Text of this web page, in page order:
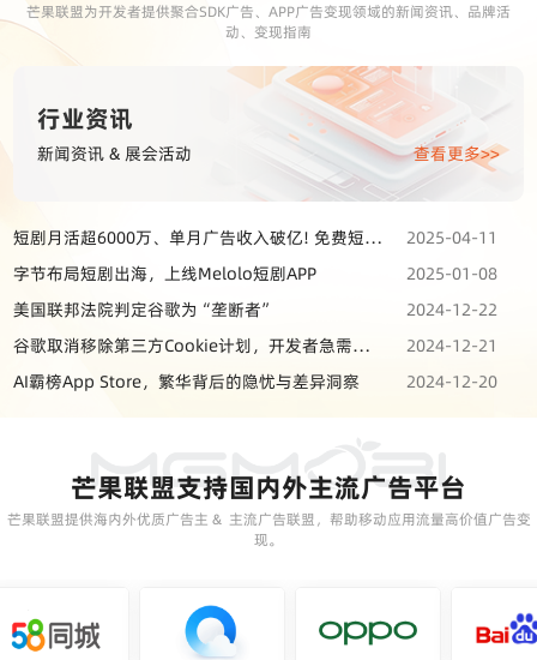
芒果联盟为开发者提供聚合SDK广告、APP广告变现领域的新闻资讯、品牌活
动、变现指南
行业资讯
新闻资讯 & 展会活动 查看更多>>
短剧月活超6000万、单月广告收入破亿! 免费短剧APP或成市场主流
2025-04-11
字节布局短剧出海，上线Melolo短剧APP
2025-01-08
美国联邦法院判定谷歌为“垄断者”
2024-12-22
谷歌取消移除第三方Cookie计划，开发者急需构建第一方数据
2024-12-21
AI霸榜App Store，繁华背后的隐忧与差异洞察
2024-12-20
芒果联盟支持国内外主流广告平台
芒果联盟提供海内外优质广告主 & 主流广告联盟，帮助移动应用流量高价值广告变
现。